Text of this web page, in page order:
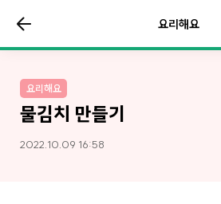
요리해요
요리해요
물김치 만들기
2022.10.09 16:58